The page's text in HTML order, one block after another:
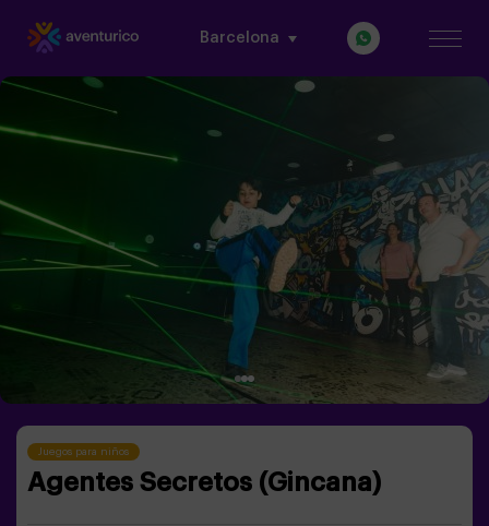
Barcelona
Juegos para niños
Agentes Secretos (Gincana)